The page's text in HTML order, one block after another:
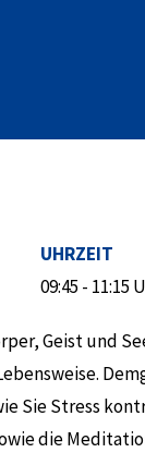
UHRZEIT
09:45 - 11:15
Geist und
Sie Stress
die